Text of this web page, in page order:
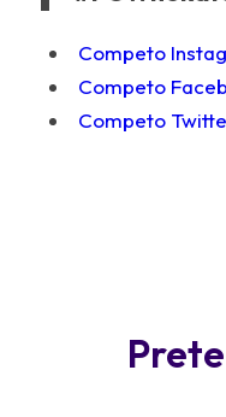
Competo
Competo
Competo